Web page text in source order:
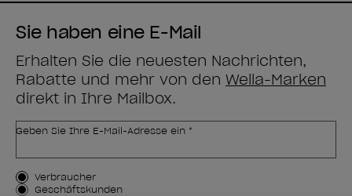
Sie haben eine E-Mail
Erhalten Sie die neuesten Nachrichten,
Rabatte und mehr von den Wella-Marken
direkt in Ihre Mailbox.
Geben Sie Ihre E-Mail-Adresse ein *
Kundenart
Verbraucher
Geschäftskunden